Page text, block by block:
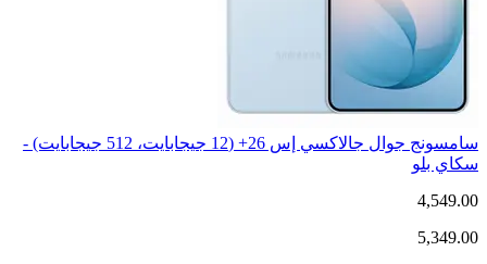
سامسونج جوال جالاكسي إس 26+ (12 جيجابايت، 512 جيجابايت) -
سكاي بلو
4,549.00
5,349.00